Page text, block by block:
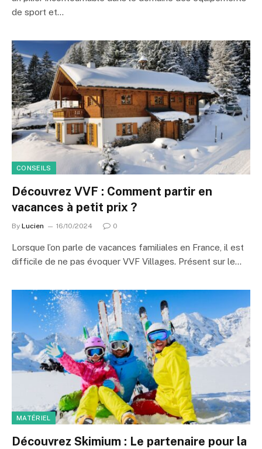
de sport et…
CONSEILS
Découvrez VVF : Comment partir en
vacances à petit prix ?
By Lucien 16/10/2024 0
Lorsque l’on parle de vacances familiales en France, il est
difficile de ne pas évoquer VVF Villages. Présent sur le…
MATÉRIEL
Découvrez Skimium : Le partenaire pour la